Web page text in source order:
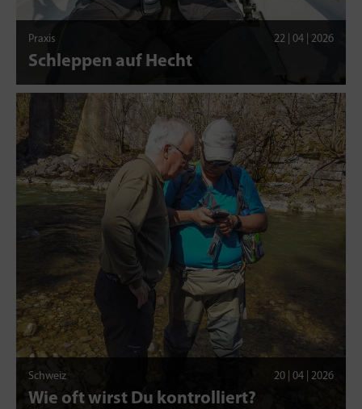
Praxis 22 | 04 | 2026
Schleppen auf Hecht
Schweiz 20 | 04 | 2026
Wie oft wirst Du kontrolliert?